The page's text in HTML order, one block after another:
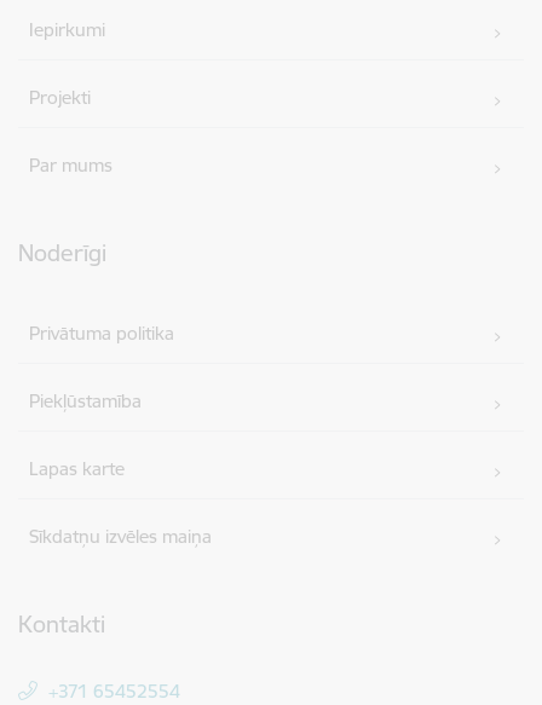
Iepirkumi
Projekti
Par mums
Noderīgi
Privātuma politika
Piekļūstamība
Lapas karte
Sīkdatņu izvēles maiņa
Kontakti
+371 65452554